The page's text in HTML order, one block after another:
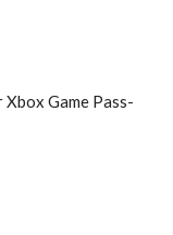
Xbox Game Pass-